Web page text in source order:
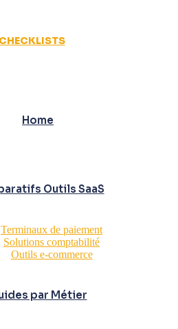
Home
Outils SaaS
Terminaux de paiement
Solutions comptabilité
Outils e-commerce
par Métier